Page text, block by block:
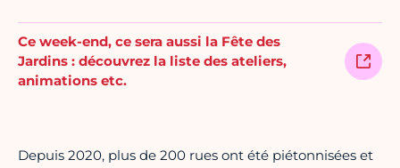
Ce week-end, ce sera aussi la Fête des
Jardins : découvrez la liste des ateliers,
animations etc.
Depuis 2020, plus de 200 rues ont été piétonnisées et